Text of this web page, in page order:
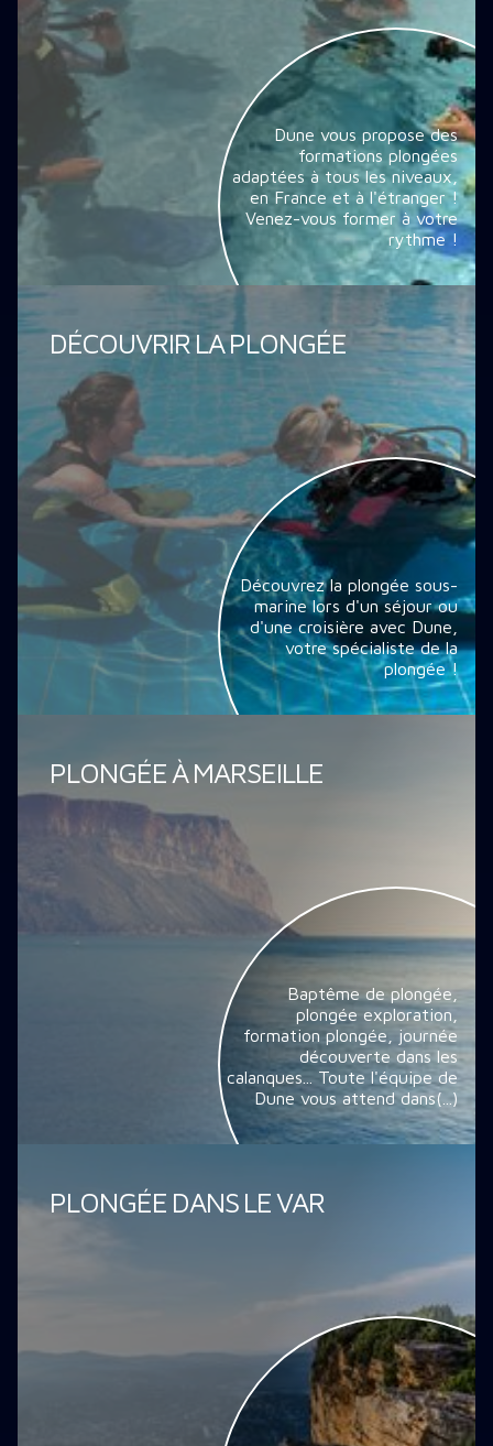
Dune vous propose des
formations plongées
adaptées à tous les niveaux,
en France et à l'étranger !
Venez-vous former à votre
rythme !
DÉCOUVRIR LA PLONGÉE
Découvrez la plongée sous-
marine lors d'un séjour ou
d'une croisière avec Dune,
votre spécialiste de la
plongée !
PLONGÉE À MARSEILLE
Baptême de plongée,
plongée exploration,
formation plongée, journée
découverte dans les
calanques... Toute l'équipe de
Dune vous attend dans(...)
PLONGÉE DANS LE VAR